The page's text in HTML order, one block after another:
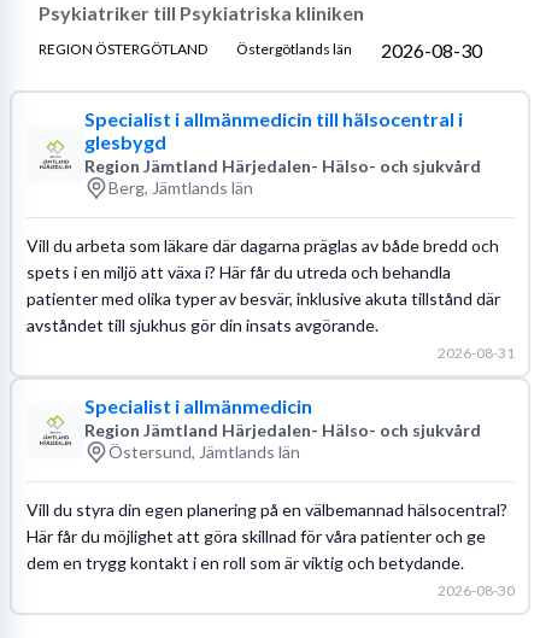
Psykiatriker till Psykiatriska kliniken
REGION ÖSTERGÖTLAND Östergötlands län 2026-08-30
Specialist i allmänmedicin till hälsocentral i
glesbygd
Region Jämtland Härjedalen- Hälso- och sjukvård
Berg, Jämtlands län
Vill du arbeta som läkare där dagarna präglas av både bredd och
spets i en miljö att växa i? Här får du utreda och behandla
patienter med olika typer av besvär, inklusive akuta tillstånd där
avståndet till sjukhus gör din insats avgörande.
2026-08-31
Specialist i allmänmedicin
Region Jämtland Härjedalen- Hälso- och sjukvård
Östersund, Jämtlands län
Vill du styra din egen planering på en välbemannad hälsocentral?
Här får du möjlighet att göra skillnad för våra patienter och ge
dem en trygg kontakt i en roll som är viktig och betydande.
2026-08-30